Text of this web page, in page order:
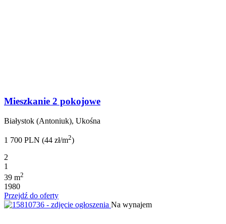
Mieszkanie 2 pokojowe
Białystok (Antoniuk), Ukośna
1 700 PLN (44 zł/m2)
2
1
39 m2
1980
Przejdź do oferty
Na wynajem